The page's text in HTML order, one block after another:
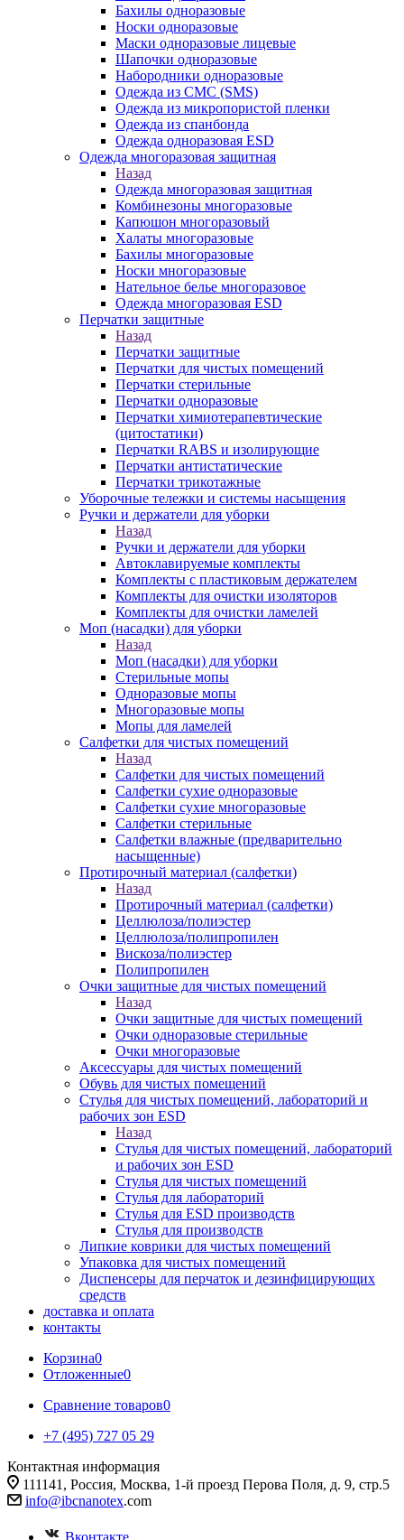
Бахилы одноразовые
Носки одноразовые
Маски одноразовые лицевые
Шапочки одноразовые
Набородники одноразовые
Одежда из СМС (SMS)
Одежда из микропористой пленки
Одежда из спанбонда
Одежда одноразовая ESD
Одежда многоразовая защитная
Назад
Одежда многоразовая защитная
Комбинезоны многоразовые
Капюшон многоразовый
Халаты многоразовые
Бахилы многоразовые
Носки многоразовые
Нательное белье многоразовое
Одежда многоразовая ESD
Перчатки защитные
Назад
Перчатки защитные
Перчатки для чистых помещений
Перчатки стерильные
Перчатки одноразовые
Перчатки химиотерапевтические
(цитостатики)
Перчатки RABS и изолирующие
Перчатки антистатические
Перчатки трикотажные
Уборочные тележки и системы насыщения
Ручки и держатели для уборки
Назад
Ручки и держатели для уборки
Автоклавируемые комплекты
Комплекты с пластиковым держателем
Комплекты для очистки изоляторов
Комплекты для очистки ламелей
Моп (насадки) для уборки
Назад
Моп (насадки) для уборки
Стерильные мопы
Одноразовые мопы
Многоразовые мопы
Мопы для ламелей
Салфетки для чистых помещений
Назад
Салфетки для чистых помещений
Салфетки сухие одноразовые
Салфетки сухие многоразовые
Салфетки стерильные
Салфетки влажные (предварительно
насыщенные)
Протирочный материал (салфетки)
Назад
Протирочный материал (салфетки)
Целлюлоза/полиэстер
Целлюлоза/полипропилен
Вискоза/полиэстер
Полипропилен
Очки защитные для чистых помещений
Назад
Очки защитные для чистых помещений
Очки одноразовые стерильные
Очки многоразовые
Аксессуары для чистых помещений
Обувь для чистых помещений
Стулья для чистых помещений, лабораторий и
рабочих зон ESD
Назад
Стулья для чистых помещений, лабораторий
и рабочих зон ESD
Стулья для чистых помещений
Стулья для лабораторий
Стулья для ESD производств
Стулья для производств
Липкие коврики для чистых помещений
Упаковка для чистых помещений
Диспенсеры для перчаток и дезинфицирующих
средств
доставка и оплата
контакты
Корзина0
Отложенные0
Сравнение товаров0
+7 (495) 727 05 29
Контактная информация
111141, Россия, Москва, 1-й проезд Перова Поля, д. 9, стр.5
info@ibcnanotex.com
Вконтакте